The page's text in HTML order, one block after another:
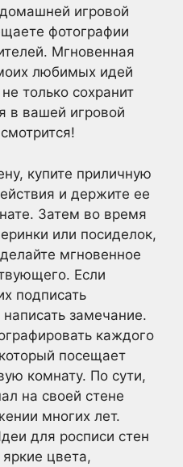
игровой
фотографии
Мгновенная
любимых идей
только сохранит
в вашей игровой
купите приличную
и держите ее
Затем во время
или посиделок,
мгновенное
Если
подписать
замечание.
каждого
посещает
комнату. По сути,
на своей стене
многих лет.
для росписи стен
цвета,